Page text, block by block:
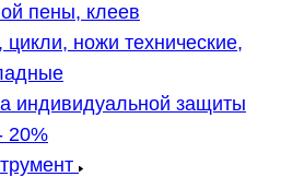
пены, клеев
цикли, ножи технические,
индивидуальной защиты
20%